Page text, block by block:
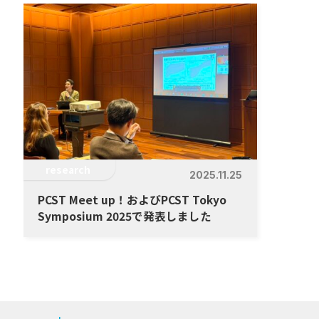
2025.11.25
PCST Meet up！およびPCST Tokyo
Symposium 2025で発表しました